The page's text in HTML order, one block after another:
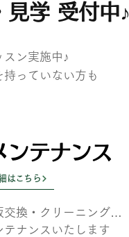
見学 受付中♪
ン実施中♪
っていない方も
ンテナンス
換・クリーニング…
テナンスいたします
はこちら